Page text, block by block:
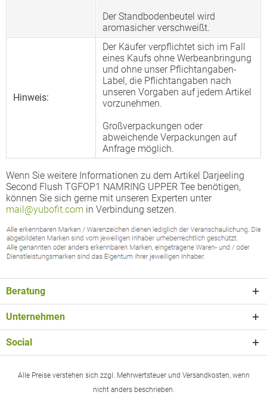
Der Standbodenbeutel wird
aromasicher verschweißt.
Hinweis:
Der Käufer verpflichtet sich im Fall
eines Kaufs ohne Werbeanbringung
und ohne unser Pflichtangaben-
Label, die Pflichtangaben nach
unseren Vorgaben auf jedem Artikel
vorzunehmen.
Großverpackungen oder
abweichende Verpackungen auf
Anfrage möglich.
Wenn Sie weitere Informationen zu dem Artikel Darjeeling
Second Flush TGFOP1 NAMRING UPPER Tee benötigen,
können Sie sich gerne mit unseren Experten unter
mail@yubofit.com in Verbindung setzen.
Beratung
Unternehmen
Social
Alle Preise verstehen sich zzgl. Mehrwertsteuer und Versandkosten, wenn
nicht anders beschrieben.